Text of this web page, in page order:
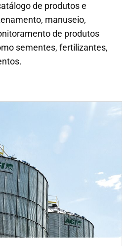
de produtos e
manuseio,
de produtos
sementes, fertilizantes,